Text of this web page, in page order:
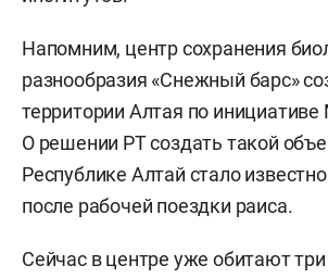
Напомним, центр сохранения
разнообразия «Снежный барс»
территории Алтая по
О решении РТ создать такой
Республике Алтай стало
после рабочей поездки раиса.
Сейчас в центре уже обитают три